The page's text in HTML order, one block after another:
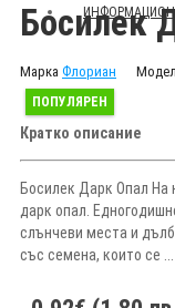
Босилек
Марка Флориан Модел
ПОПУЛЯРЕН
Кратко описание
Босилек Дарк Опал На
дарк опал.
слънчеви места и
със семена, които се ...